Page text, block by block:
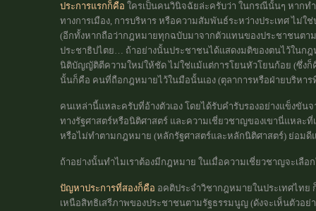
ประการแรกก็คือ ใครเป็นคนวินิจฉัยล่ะครับว่า ในกรณีนั้นๆ หากท
ทางการเมือง, การบริหาร หรือความสัมพันธ์ระหว่างประเทศ ไม่
(อีกทั้งหากถือว่ากฎหมายทุกฉบับมาจากตัวแทนของประชาชนต
ประชาธิปไตย… ถ้าอย่างนั้นประชาชนได้แสดงมติของตนไว้ในก
นิติบัญญัติตีความใหม่ให้ชัด ไม่ใช่แม้แต่การโยนหัวโยนก้อย (ซึ่ง
นั้นก็คือ คนที่ถือกฎหมายไว้ในมือนั้นเอง (ตุลาการหรือฝ่ายบริหา
คนเหล่านี้แหละครับที่อ้างตัวเอง โดยได้รับคำรับรองอย่างแข็งขั
ทางรัฐศาสตร์หรือนิติศาสตร์ และความเชี่ยวชาญของเขานี่แหละ
หรือไม่ทำตามกฎหมาย (หลักรัฐศาสตร์และหลักนิติศาสตร์) ย่อมดี
ถ้าอย่างนั้นทำไมเราต้องมีกฎหมาย ในเมื่อความเชี่ยวชาญจะเลื
ปัญหาประการที่สองก็คือ อคติประจำวิชากฎหมายในประเทศไท
เหนือสิทธิเสรีภาพของประชาชนตามรัฐธรรมนูญ (ดังจะเห็นตัวอ